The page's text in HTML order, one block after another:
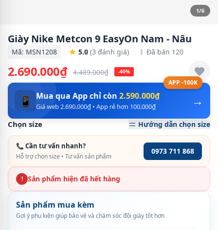
1/6
Giày Nike Metcon 9 EasyOn Nam - Nâu
Mã: MSN1208 5.0 (3 đánh giá) Đã bán 120
2.690.000₫ 4.489.000₫ -40%
APP -100K
→
📱 Mua qua App chỉ còn 2.590.000₫
Giá web 2.690.000₫ • App rẻ hơn 100.000₫
Chọn size Hướng dẫn chọn size
📞 Cần tư vấn nhanh?
Hỗ trợ chọn size • Tư vấn sản phẩm
0973 711 868
! Sản phẩm hiện đã hết hàng
Sản phẩm mua kèm
Gợi ý phụ kiện giúp bảo vệ và chăm sóc đôi giày tốt hơn